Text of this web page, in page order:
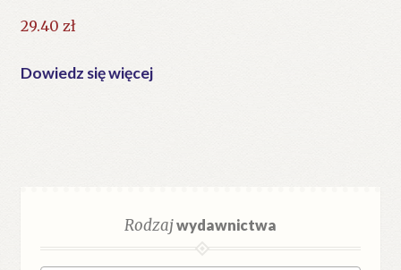
29.40 zł
Dowiedz się więcej
Rodzajwydawnictwa